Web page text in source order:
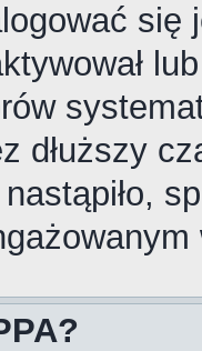
dłuższy